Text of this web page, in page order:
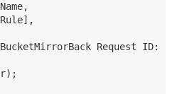
Request ID: